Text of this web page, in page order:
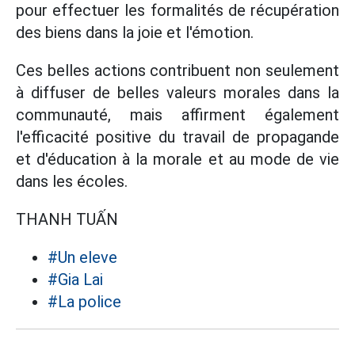
pour effectuer les formalités de récupération
des biens dans la joie et l'émotion.
Ces belles actions contribuent non seulement
à diffuser de belles valeurs morales dans la
communauté, mais affirment également
l'efficacité positive du travail de propagande
et d'éducation à la morale et au mode de vie
dans les écoles.
THANH TUẤN
#Un eleve
#Gia Lai
#La police